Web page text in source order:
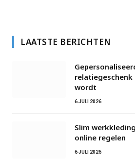
LAATSTE BERICHTEN
wordt
6 JULI 2026
Slim
online regelen
6 JULI 2026